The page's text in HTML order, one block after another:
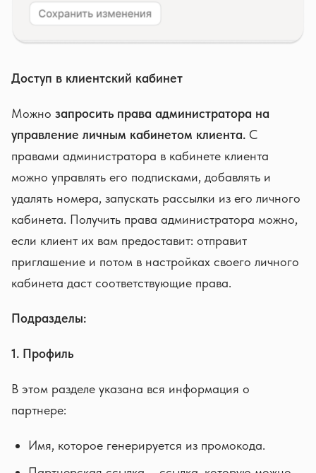
Доступ в клиентский кабинет
Можно запросить права администратора на
управление личным кабинетом клиента. С
правами администратора в кабинете клиента
можно управлять его подписками, добавлять и
удалять номера, запускать рассылки из его личного
кабинета. Получить права администратора можно,
если клиент их вам предоставит: отправит
приглашение и потом в настройках своего личного
кабинета даст соответствующие права.
Подразделы:
1. Профиль
В этом разделе указана вся информация о
партнере:
Имя, которое генерируется из промокода.